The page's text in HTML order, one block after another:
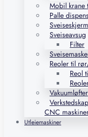
Mobil krane
Palle
Sveiseskjerm
Sveiseavsug
Filter
Reoler til
Reol
Vakuumløfter
CNC
Utleiemaskiner